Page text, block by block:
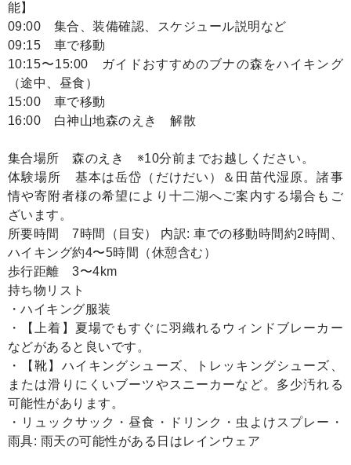
能】
09:00 集合、装備確認、スケジュール説明など
09:15 車で移動
10:15〜15:00 ガイドおすすめのブナの森をハイキング
（途中、昼食）
15:00 車で移動
16:00 白神山地森のえき 解散
集合場所 森のえき ※10分前までお越しください。
体験場所 基本は岳岱（だけだい）＆田苗代湿原。諸事
情や寄附者様の希望により十二湖へご案内する場合もご
ざいます。
所要時間 7時間（目安） 内訳: 車での移動時間約2時間、
ハイキング約4〜5時間（休憩含む）
歩行距離 3〜4km
持ち物リスト
・ハイキング服装
・【上着】夏場でもすぐに羽織れるウィンドブレーカー
などがあると良いです。
・【靴】ハイキングシューズ、トレッキングシューズ、
または滑りにくいブーツやスニーカーなど。多少汚れる
可能性があります。
・リュックサック・昼食・ドリンク・虫よけスプレー・
雨具: 雨天の可能性がある日はレインウェア